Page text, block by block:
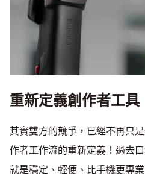
重新定義創作者工具
其實雙方的競爭，已經不再只
作者工作流的重新定義！過去
就是穩定、輕便、比手機更專